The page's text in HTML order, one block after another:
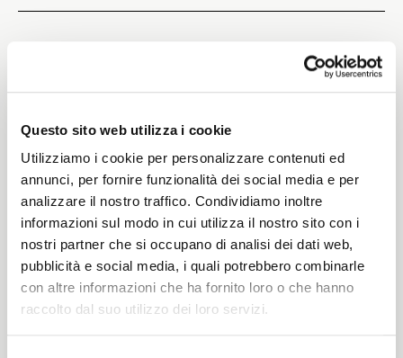
Questo sito web utilizza i cookie
Utilizziamo i cookie per personalizzare contenuti ed
annunci, per fornire funzionalità dei social media e per
analizzare il nostro traffico. Condividiamo inoltre
informazioni sul modo in cui utilizza il nostro sito con i
nostri partner che si occupano di analisi dei dati web,
pubblicità e social media, i quali potrebbero combinarle
con altre informazioni che ha fornito loro o che hanno
raccolto dal suo utilizzo dei loro servizi.
370 G/MLIN
Height
130/126CM
Washing instructions